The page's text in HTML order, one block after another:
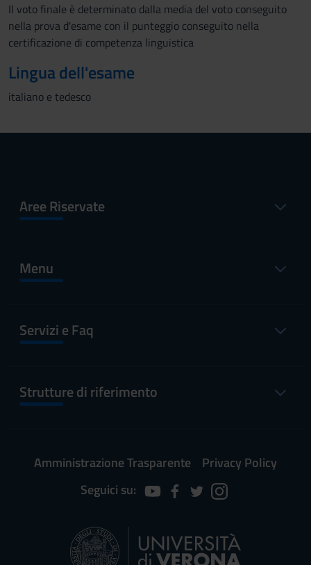
Il voto finale è determinato dalla media del voto conseguito
nella prova d'esame con il punteggio conseguito nella
certificazione di competenza linguistica
Lingua dell'esame
italiano e tedesco
Aree Riservate
Menu
Servizi e Faq
Strutture di riferimento
Amministrazione Trasparente
Privacy Policy
Seguici su: